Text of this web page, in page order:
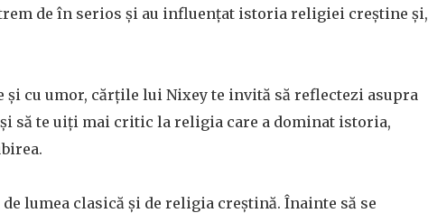
de în serios și au influențat istoria religiei creștine și,
și cu umor, cărțile lui Nixey te invită să reflectezi asupra
să te uiți mai critic la religia care a dominat istoria,
lumea clasică și de religia creștină. Înainte să se